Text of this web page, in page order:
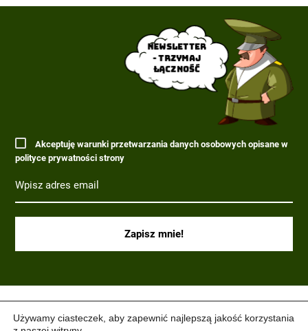
Akceptuję warunki przetwarzania danych osobowych opisane w
polityce prywatności strony
Newsletter
- trzymaj
łączność
(C) 2017-2022 PARAGRAF MILITARIA.
Używamy ciasteczek, aby zapewnić najlepszą jakość korzystania